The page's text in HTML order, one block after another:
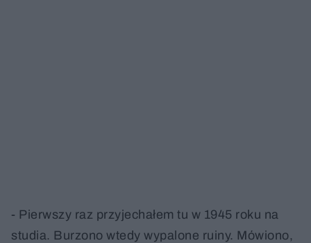
- Pierwszy raz przyjechałem tu w 1945 roku na
studia. Burzono wtedy wypalone ruiny. Mówiono,